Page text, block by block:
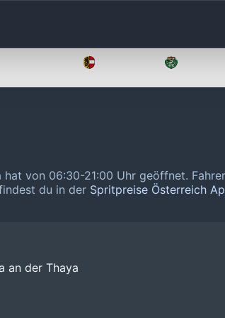
hat von 06:30-21:00 Uhr geöffnet.
du in der Spritpreise Österreich
an der Thaya